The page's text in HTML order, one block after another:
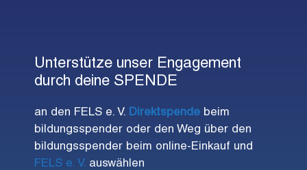
Unterstütze unser Engagement
durch deine SPENDE
an den FELS e. V. Direktspende beim
bildungsspender oder den Weg über den
bildungsspender beim online-Einkauf und
FELS e. V. auswählen